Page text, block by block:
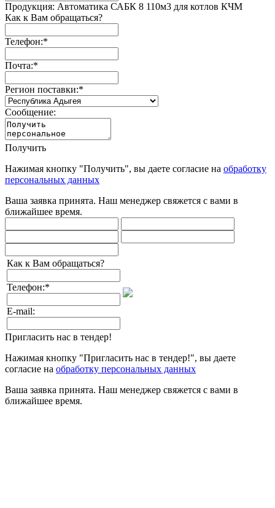
Продукция: Автоматика САБК 8 110м3 для котлов КЧМ
Как к Вам обращаться?
Телефон:*
Почта:*
Регион поставки:*
Сообщение:
Получить
Нажимая кнопку "Получить", вы даете согласие на обработку
персональных данных
Ваша заявка принята. Наш менеджер свяжется с вами в
ближайшее время.
Как к Вам обращаться?
Телефон:*
E-mail:
Пригласить нас в тендер!
Нажимая кнопку "Пригласить нас в тендер!", вы даете
согласие на обработку персональных данных
Ваша заявка принята. Наш менеджер свяжется с вами в
ближайшее время.